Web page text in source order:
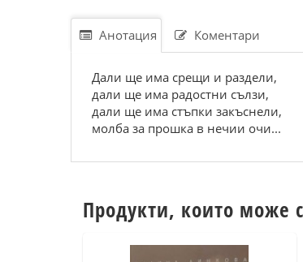
Анотация Коментари
Дали ще има срещи и раздели,
дали ще има радостни сълзи,
дали ще има стъпки закъснели,
молба за прошка в нечии очи...
Продукти, които може